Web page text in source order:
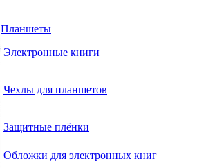
Планшеты
Электронные книги
Чехлы для планшетов
Защитные плёнки
Обложки для электронных книг